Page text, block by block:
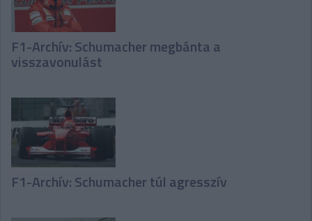
F1-Archív: Schumacher megbánta a
visszavonulást
F1-Archív: Schumacher túl agresszív